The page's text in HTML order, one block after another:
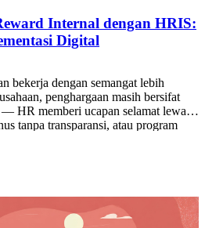
Internal dengan HRIS:
Digital
bekerja dengan semangat lebih
penghargaan masih bersifat
HR memberi ucapan selamat lewat
tanpa transparansi, atau program
hilang begitu saja. Padahal, sistem
Contents1 Apa Itu Sistem Reward